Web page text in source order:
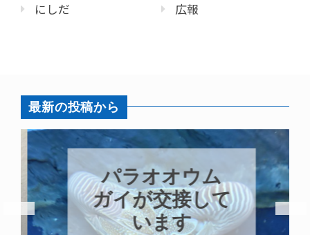
にしだ
広報
最新の投稿から
パラオオウム
ガイが交接して
います